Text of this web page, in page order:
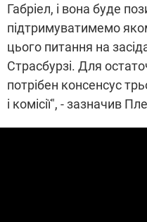
Габріел, і вона буде
підтримуватимемо
цього питання на
Страсбурзі. Для
потрібен консенсус
і комісії", - зазначив